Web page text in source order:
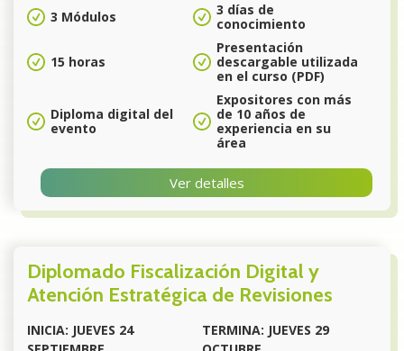
3 Módulos
3 días de
conocimiento
15 horas
Presentación
descargable utilizada
en el curso (PDF)
Diploma digital del
evento
Expositores con más
de 10 años de
experiencia en su
área
Ver detalles
Diplomado Fiscalización Digital y
Atención Estratégica de Revisiones
INICIA: JUEVES 24
TERMINA: JUEVES 29